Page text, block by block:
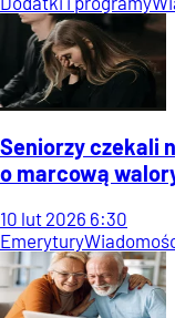
Seniorzy czekali
o marcową
10 lut 2026 6:30
Emerytury